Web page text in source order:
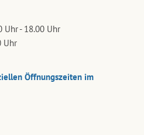
Uhr - 18.00 Uhr
Uhr
Öffnungszeiten im